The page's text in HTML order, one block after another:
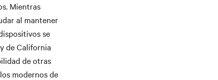
. Mientras
al mantener
se
de California
de otras
modernos de